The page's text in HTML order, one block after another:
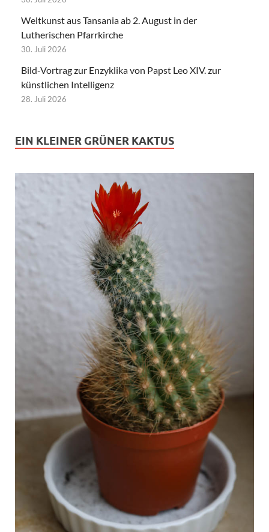
Weltkunst aus Tansania ab 2. August in der
Lutherischen Pfarrkirche
30. Juli 2026
Bild-Vortrag zur Enzyklika von Papst Leo XIV. zur
künstlichen Intelligenz
28. Juli 2026
EIN KLEINER GRÜNER KAKTUS